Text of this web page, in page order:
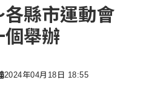
縣市運動會
個舉辦
2024年04月18日 18:55